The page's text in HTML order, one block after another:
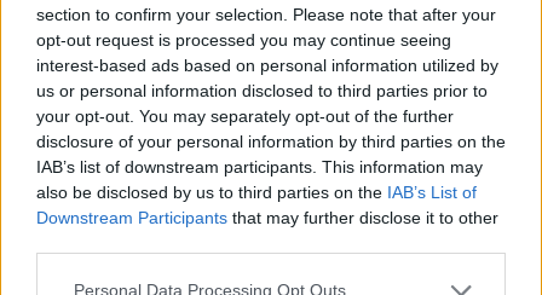
section to confirm your selection. Please note that after your
opt-out request is processed you may continue seeing
interest-based ads based on personal information utilized by
us or personal information disclosed to third parties prior to
your opt-out. You may separately opt-out of the further
disclosure of your personal information by third parties on the
IAB’s list of downstream participants. This information may
also be disclosed by us to third parties on the IAB’s List of
Downstream Participants that may further disclose it to other
Personal Data Processing Opt Outs